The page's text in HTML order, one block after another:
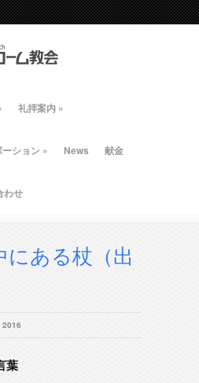
礼拝案内 »
ーション » News 献金
わせ
にある杖（出
2016
葉